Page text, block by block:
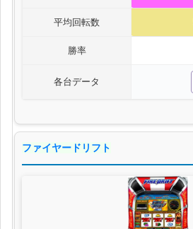
平均回転数
勝率
各台データ
ファイヤードリフト